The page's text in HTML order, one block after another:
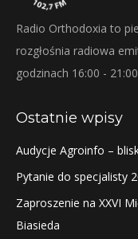
Radio Orthodoxia to
rozgłośnia radiowa
godzinach 16:00 -
Ostatnie wpisy
Audycje Agroinfo –
Pytanie do specjalisty
Zaproszenie na XXVI
Biasieda